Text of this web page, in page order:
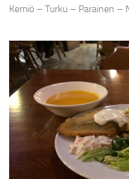
Kemiö – Turku – Parainen –